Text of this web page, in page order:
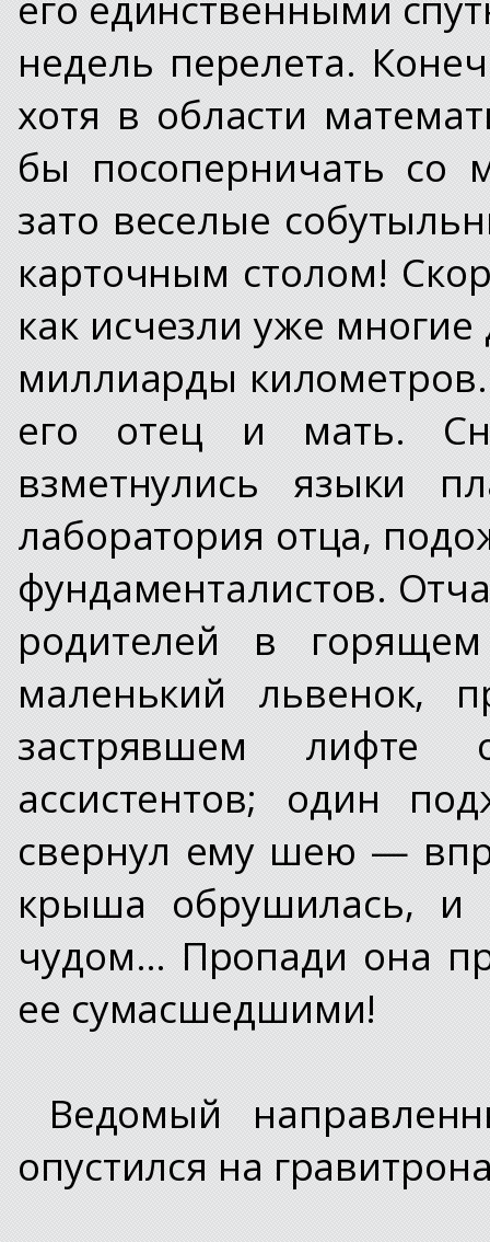
недель перелета.
хотя в области
бы посоперничать со
зато веселые
карточным столом!
как исчезли уже
миллиарды
его отец и мать.
взметнулись языки
лаборатория отца,
фундаменталистов.
родителей в
маленький львенок,
застрявшем лифте
ассистентов; один
свернул ему шею —
крыша обрушилась, и
чудом… Пропади она
ее сумасшедшими!
Ведомый
опустился на